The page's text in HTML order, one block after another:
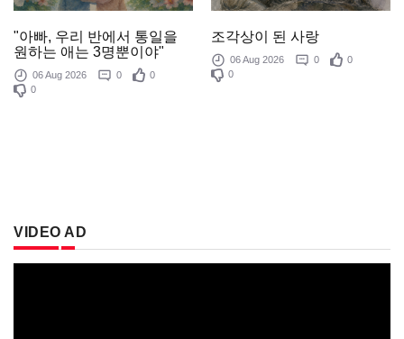
"아빠, 우리 반에서 통일을
원하는 애는 3명뿐이야"
06 Aug 2026 0
0
0
조각상이 된 사랑
06 Aug 2026 0
0
0
VIDEO AD